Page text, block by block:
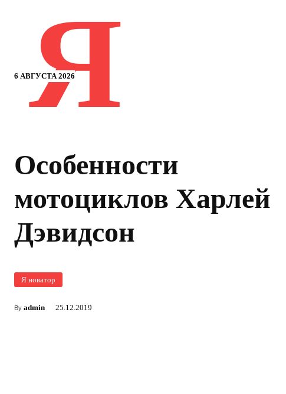
6 АВГУСТА 2026
Я
Особенности
мотоциклов Харлей
Дэвидсон
Я новатор
By admin 25.12.2019